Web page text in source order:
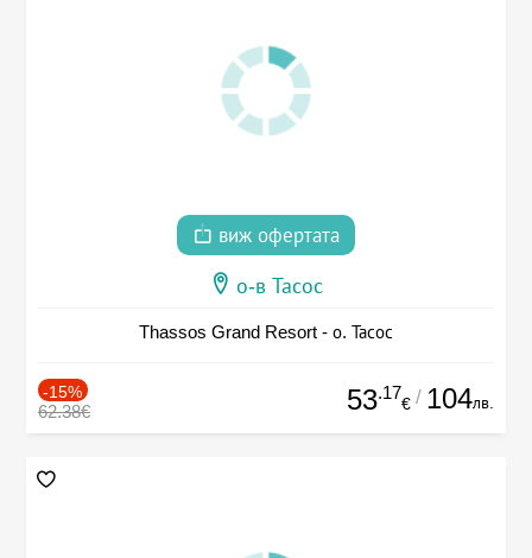
виж офертата
о-в Тасос
Thassos Grand Resort - о. Тасос
-15%
62.38€ 53.17
€ / 104лв.